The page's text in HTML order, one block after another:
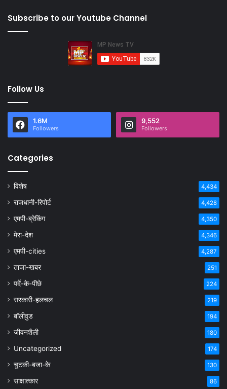
Subscribe to our Youtube Channel
Follow Us
1.6M
Followers
9,552
Followers
Categories
विशेष 4,434
राजधानी-रिपोर्ट 4,428
एमपी-ब्रेकिंग 4,350
मेरा-देश 4,346
एमपी-cities 4,287
ताजा-खबर 251
पर्दे-के-पीछे 224
सरकारी-हलचल 219
बॉलीवुड 194
जीवनशैली 180
Uncategorized 174
चुटकी-बजा-के 130
साक्षात्कार 86